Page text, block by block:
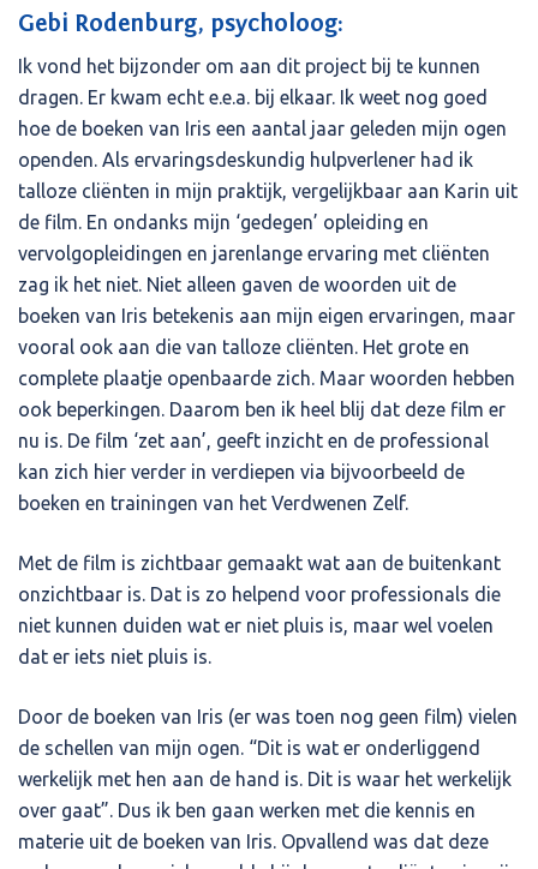
Gebi Rodenburg, psycholoog:
Ik vond het bijzonder om aan dit project bij te kunnen
dragen. Er kwam echt e.e.a. bij elkaar. Ik weet nog goed
hoe de boeken van Iris een aantal jaar geleden mijn ogen
openden. Als ervaringsdeskundig hulpverlener had ik
talloze cliënten in mijn praktijk, vergelijkbaar aan Karin uit
de film. En ondanks mijn ‘gedegen’ opleiding en
vervolgopleidingen en jarenlange ervaring met cliënten
zag ik het niet. Niet alleen gaven de woorden uit de
boeken van Iris betekenis aan mijn eigen ervaringen, maar
vooral ook aan die van talloze cliënten. Het grote en
complete plaatje openbaarde zich. Maar woorden hebben
ook beperkingen. Daarom ben ik heel blij dat deze film er
nu is. De film ‘zet aan’, geeft inzicht en de professional
kan zich hier verder in verdiepen via bijvoorbeeld de
boeken en trainingen van het Verdwenen Zelf.
Met de film is zichtbaar gemaakt wat aan de buitenkant
onzichtbaar is. Dat is zo helpend voor professionals die
niet kunnen duiden wat er niet pluis is, maar wel voelen
dat er iets niet pluis is.
Door de boeken van Iris (er was toen nog geen film) vielen
de schellen van mijn ogen. “Dit is wat er onderliggend
werkelijk met hen aan de hand is. Dit is waar het werkelijk
over gaat”. Dus ik ben gaan werken met die kennis en
materie uit de boeken van Iris. Opvallend was dat deze